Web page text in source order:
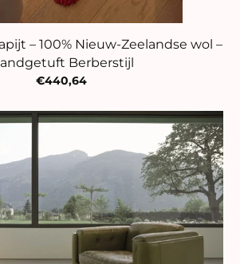
– 100% Nieuw-Zeelandse wol –
Berberstijl
€440,64